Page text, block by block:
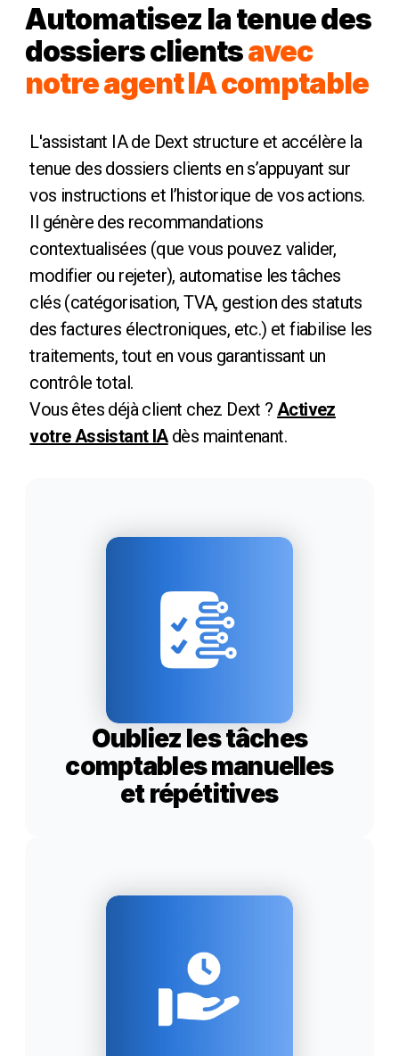
Automatisez la tenue des
dossiers clientsavec
notre agent IA comptable
L'assistant IA de Dext structure et accélère la
tenue des dossiers clients en s’appuyant sur
vos instructions et l’historique de vos actions.
Il génère des recommandations
contextualisées (que vous pouvez valider,
modifier ou rejeter), automatise les tâches
clés (catégorisation, TVA, gestion des statuts
des factures électroniques, etc.) et fiabilise les
traitements, tout en vous garantissant un
contrôle total.
Vous êtes déjà client chez Dext ? Activez
votre Assistant IAdès maintenant.
Oubliez les tâches
comptables manuelles
et répétitives